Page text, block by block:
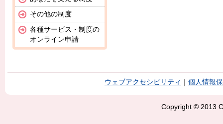
その他の制度
各種サービス・制度の
オンライン申請
ウェブアクセシビリティ 個人情報
Copyright © 2013